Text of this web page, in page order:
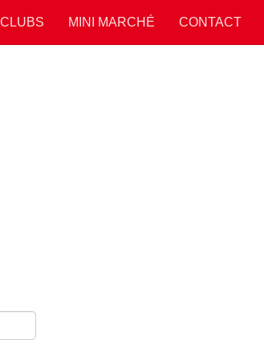
CLUBS MINI MARCHÉ CONTACT